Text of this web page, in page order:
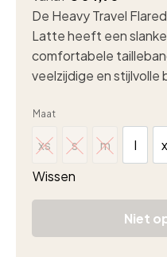
De Heavy Travel
Latte heeft een
comfortabele
veelzijdige en stijlvolle
Maat
xs
xs
s
s
m
m
l
l
Wissen
Niet